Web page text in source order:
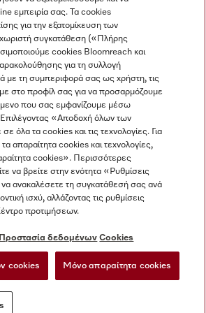
υπηρεσίες
Youtube
εμπειρία σας. Τα cookies
για την εξατομίκευση των
συγκατάθεση («Πλήρης
cookies Bloomreach και
για τη συλλογή
με τη συμπεριφορά σας ως χρήστη, τις
στο προφίλ σας για να προσαρμόζουμε
που σας εμφανίζουμε μέσω
«Αποδοχή όλων των
όλα τα cookies και τις τεχνολογίες. Για
απαραίτητα cookies και τεχνολογίες,
cookies». Περισσότερες
να βρείτε στην ενότητα «Ρυθμίσεις
ανακαλέσετε τη συγκατάθεσή σας ανά
ισχύ, αλλάζοντας τις ρυθμίσεις
προτιμήσεων.
Προστασία δεδομένων Cookies
cookies Μόνο απαραίτητα cookies